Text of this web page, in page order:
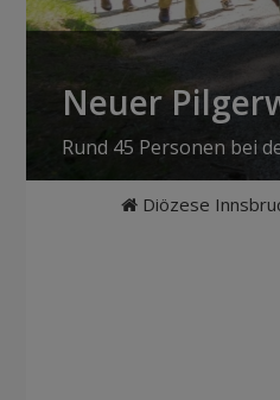
Neuer
Rund 45 Personen bei
Diözese